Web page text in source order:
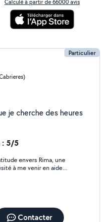
Calculé à partir de 66000 avis
Particulier
je cherche des heures
: 5/5
envers Rima, une
à me venir en aide
une personne
tout ce que vous avez
Contacter